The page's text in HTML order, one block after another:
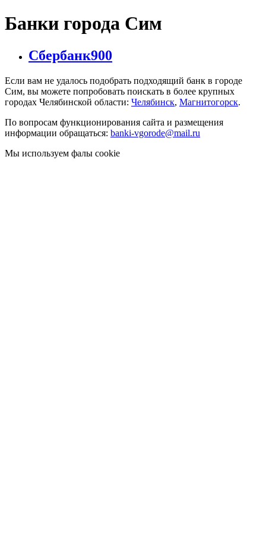
Банки города Сим
Сбербанк900
Если вам не удалось подобрать подходящий банк в городе
Сим, вы можете попробовать поискать в более крупных
городах Челябинской области: Челябинск, Магнитогорск.
По вопросам функционирования сайта и размещения
информации обращаться: banki-vgorode@mail.ru
Мы используем фалы cookie